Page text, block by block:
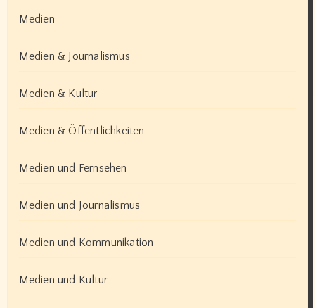
Medien
Medien & Journalismus
Medien & Kultur
Medien & Öffentlichkeiten
Medien und Fernsehen
Medien und Journalismus
Medien und Kommunikation
Medien und Kultur